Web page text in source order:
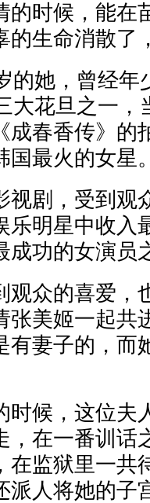
的时候，能在
的生命消散了
的她，曾经年
大花旦之一，
成春香传》的
国最火的女星
视剧，受到观
乐明星中收入
成功的女演员
观众的喜爱，
张美姬一起共
有妻子的，而
时候，这位夫
，在一番训话
在监狱里一共
派人将她的子